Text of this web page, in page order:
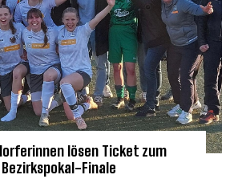
lösen Ticket zum
Bezirkspokal-Finale